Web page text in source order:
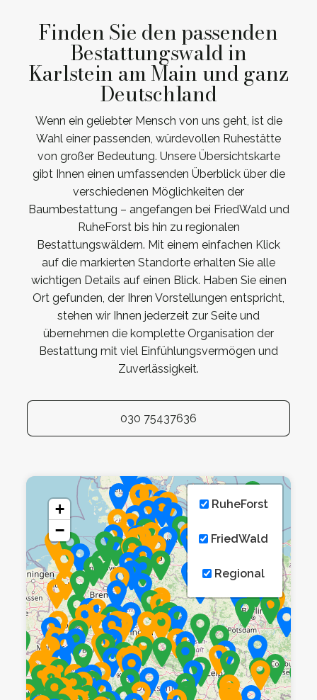
Finden Sie den passenden
Bestattungswald in
Karlstein am Main und ganz
Deutschland
Wenn ein geliebter Mensch von uns geht, ist die
Wahl einer passenden, würde­vollen Ruhestätte
von großer Bedeutung. Unsere Übersichtskarte
gibt Ihnen einen umfassenden Überblick über die
verschiedenen Möglichkeiten der
Baumbestattung – angefangen bei FriedWald und
RuheForst bis hin zu regionalen
Bestattungswäldern. Mit einem einfachen Klick
auf die markierten Standorte erhalten Sie alle
wichtigen Details auf einen Blick. Haben Sie einen
Ort gefunden, der Ihren Vorstellungen entspricht,
stehen wir Ihnen jederzeit zur Seite und
übernehmen die komplette Organisation der
Bestattung mit viel Einfühlungsvermögen und
Zuverlässigkeit.
030 75437636
+
−
RuheForst
FriedWald
Regional